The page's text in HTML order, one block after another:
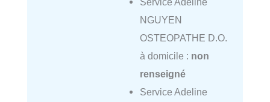
NGUYEN
OSTEOPATHE D.O.
à domicile : non
renseigné
Service Adeline